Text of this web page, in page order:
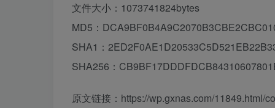
文件大小：1073741824bytes
MD5：
SHA1：
SHA256：
原文链接：https://wp.gxnas.com/11849.html/